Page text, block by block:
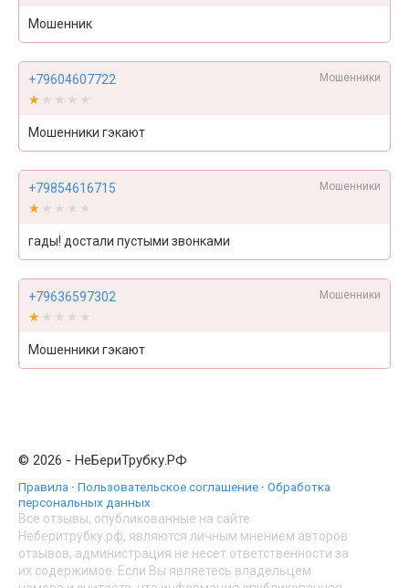
Мошенник
+79604607722 Мошенники
★★★★★
★★★★★
Мошенники гэкают
+79854616715 Мошенники
★★★★★
★★★★★
гады! достали пустыми звонками
+79636597302 Мошенники
★★★★★
★★★★★
Мошенники гэкают
© 2026 - НеБериТрубку.РФ
Правила · Пользовательское соглашение · Обработка
персональных данных
Все отзывы, опубликованные на сайте
Неберитрубку.рф, являются личным мнением авторов
отзывов, администрация не несет ответственности за
их содержимое. Если Вы являетесь владельцем